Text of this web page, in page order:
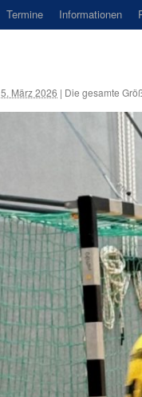
Termine Informationen
5. März 2026 | Die gesamte